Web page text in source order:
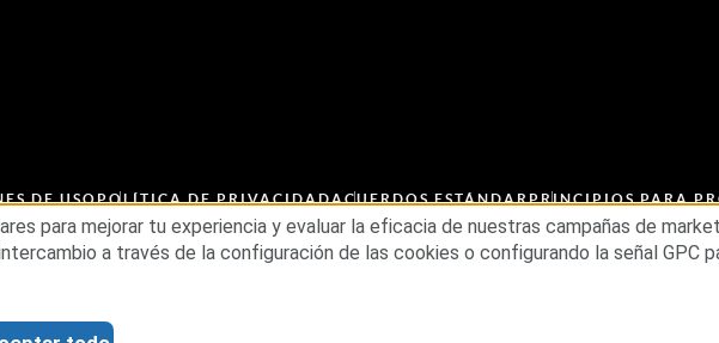
DE USO POLÍTICA DE PRIVACIDAD ACUERDOS ESTÁNDAR PRINCIPIOS PARA
USA LLC o sus filiales. Todos los derechos reservados.
para mejorar tu experiencia y evaluar la eficacia de nuestras campañas de
a través de la configuración de las cookies o configurando la señal GPC